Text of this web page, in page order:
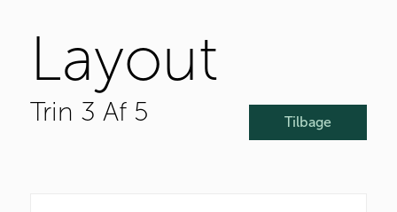
Layout
Trin 3 Af 5 Tilbage